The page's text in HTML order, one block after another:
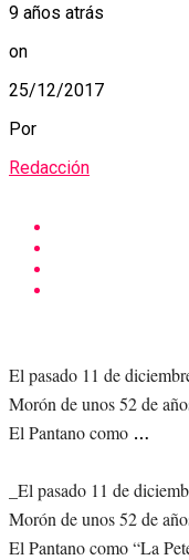
9 años atrás
on
25/12/2017
Por
Redacción
El pasado 11 de
Morón de unos 52 de
El Pantano como …
_El pasado 11 de
Morón de unos 52 de
El Pantano como “La